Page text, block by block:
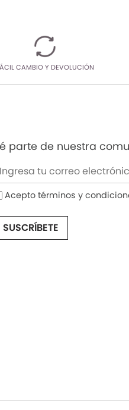
CAMBIO Y DEVOLUCIÓN
parte de nuestra
Acepto términos y